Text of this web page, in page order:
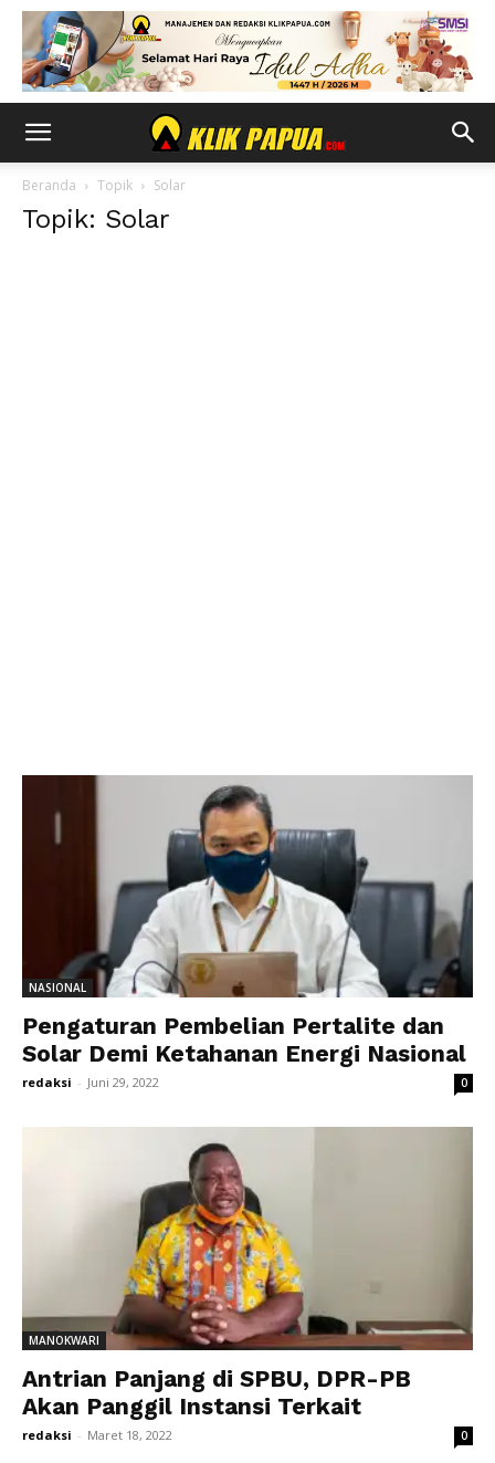
Beranda Topik Solar
Topik: Solar
NASIONAL
Pengaturan Pembelian Pertalite dan
Solar Demi Ketahanan Energi Nasional
redaksi - Juni 29, 2022 0
MANOKWARI
Antrian Panjang di SPBU, DPR-PB
Akan Panggil Instansi Terkait
redaksi - Maret 18, 2022 0